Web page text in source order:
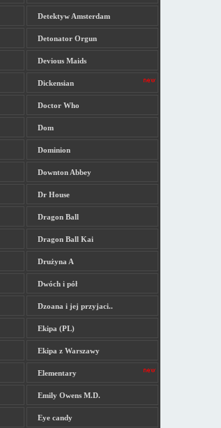
Detektyw Amsterdam
Detonator Orgun
Devious Maids
Dickensian
Doctor Who
Dom
Dominion
Downton Abbey
Dr House
Dragon Ball
Dragon Ball Kai
Drużyna A
Dwóch i pół
Dzoana i jej przyjaci..
Ekipa (PL)
Ekipa z Warszawy
Elementary
Emily Owens M.D.
Eye candy